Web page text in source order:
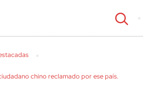
chino reclamado por ese país.